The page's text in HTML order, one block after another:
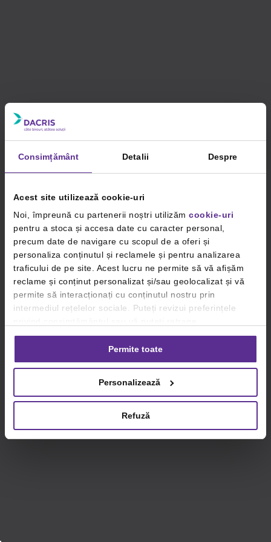
Consimțământ Detalii Despre
Acest site utilizează cookie-uri
Noi, împreună cu partenerii noștri utilizăm cookie-uri
pentru a stoca și accesa date cu caracter personal,
precum date de navigare cu scopul de a oferi și
personaliza conținutul și reclamele și pentru analizarea
traficului de pe site. Acest lucru ne permite să vă afișăm
reclame și conținut personalizat și/sau geolocalizat și vă
permite să interacționați cu conținutul nostru prin
intermediul rețelelor sociale. Puteți revizui preferințele
consimțământul oricând, făcând click pe linkul către
setările dvs. de cookie-uri.
privind utilizarea modulelor cookie.Detalii
Permite toate
Personalizează
Refuză